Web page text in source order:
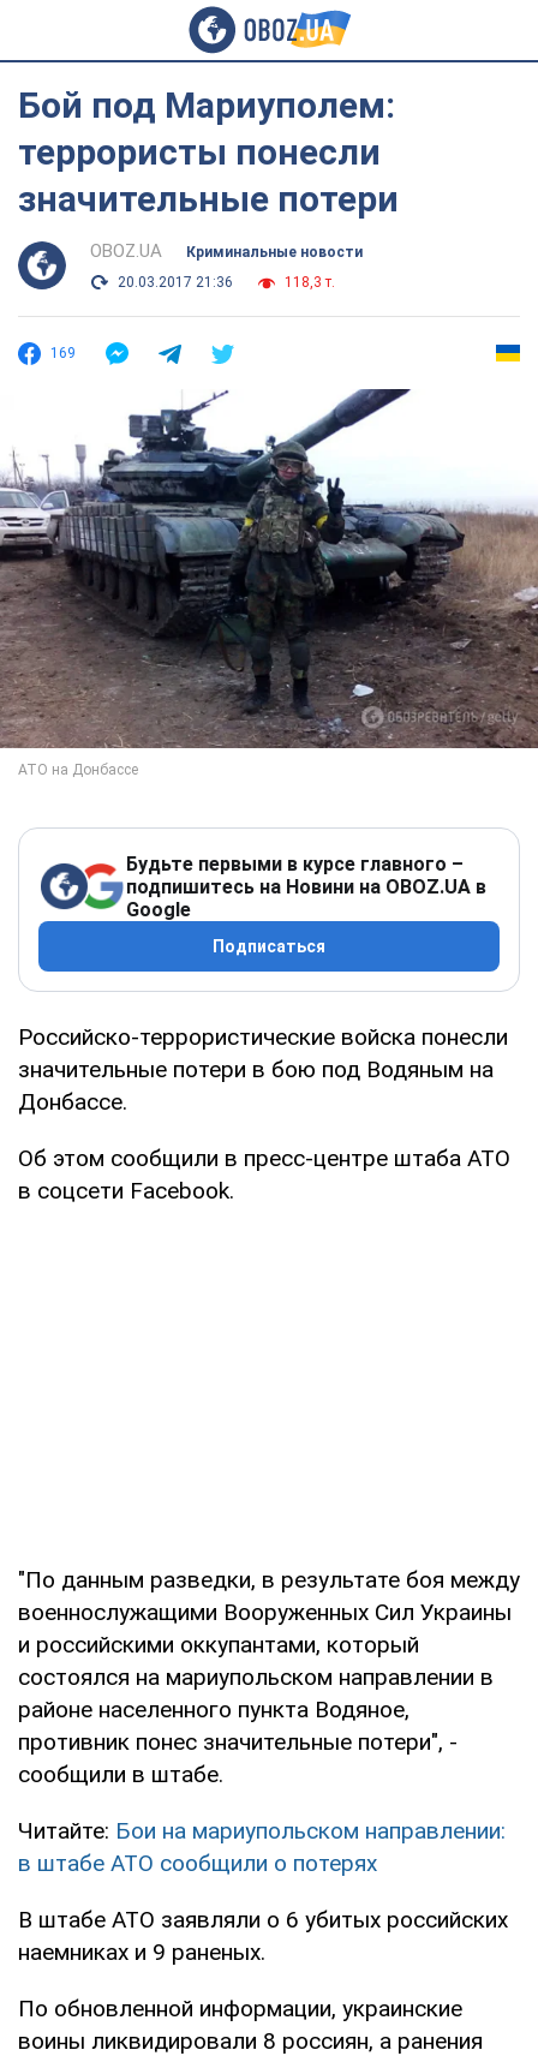
Бой под Мариуполем:
террористы понесли
значительные потери
OBOZ.UA
Криминальные новости
20.03.2017 21:36
118,3 т.
169
Будьте первыми в курсе главного –
подпишитесь на Новини на OBOZ.UA в
Google
Подписаться
Российско-террористические войска понесли
значительные потери в бою под Водяным на
Донбассе.
Об этом сообщили в пресс-центре штаба АТО
в соцсети Facebook.
"По данным разведки, в результате боя между
военнослужащими Вооруженных Сил Украины
и российскими оккупантами, который
состоялся на мариупольском направлении в
районе населенного пункта Водяное,
противник понес значительные потери", -
сообщили в штабе.
Читайте: Бои на мариупольском направлении:
в штабе АТО сообщили о потерях
В штабе АТО заявляли о 6 убитых российских
наемниках и 9 раненых.
По обновленной информации, украинские
воины ликвидировали 8 россиян, а ранения